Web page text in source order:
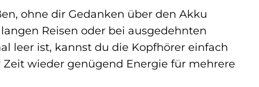
ohne dir Gedanken über den Akku
Reisen oder bei ausgedehnten
leer ist, kannst du die Kopfhörer einfach
wieder genügend Energie für mehrere